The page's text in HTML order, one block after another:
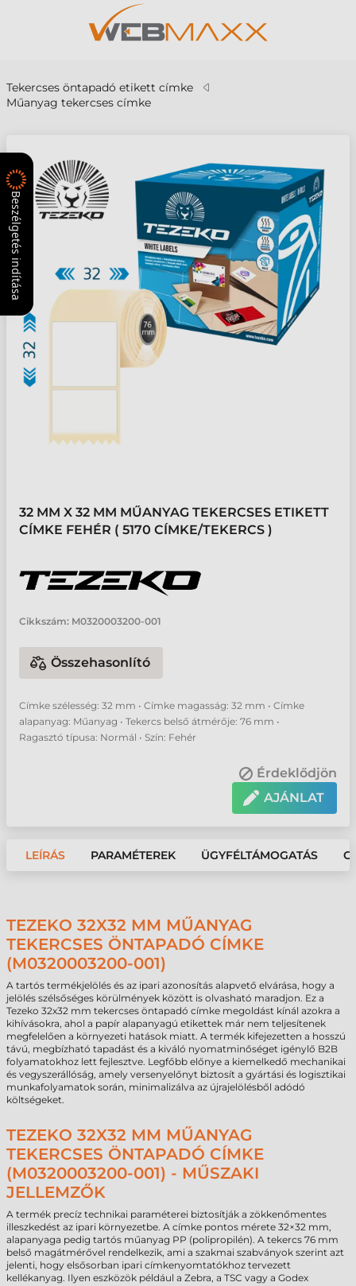
Tekercses öntapadó etikett címke
Műanyag tekercses címke
32 MM X 32 MM MŰANYAG TEKERCSES ETIKETT
CÍMKE FEHÉR ( 5170 CÍMKE/TEKERCS )
Cikkszám: M0320003200-001
Összehasonlító
Címke szélesség: 32 mm • Címke magasság: 32 mm • Címke
alapanyag: Műanyag • Tekercs belső átmérője: 76 mm •
Ragasztó típusa: Normál • Szín: Fehér
Érdeklődjön
AJÁNLAT
LEÍRÁS PARAMÉTEREK ÜGYFÉLTÁMOGATÁS
TEZEKO 32X32 MM MŰANYAG
TEKERCSES ÖNTAPADÓ CÍMKE
(M0320003200-001)
A tartós termékjelölés és az ipari azonosítás alapvető elvárása, hogy a
jelölés szélsőséges körülmények között is olvasható maradjon. Ez a
Tezeko 32x32 mm tekercses öntapadó címke megoldást kínál azokra a
kihívásokra, ahol a papír alapanyagú etikettek már nem teljesítenek
megfelelően a környezeti hatások miatt. A termék kifejezetten a hosszú
távú, megbízható tapadást és a kiváló nyomatminőséget igénylő B2B
folyamatokhoz lett fejlesztve. Legfőbb előnye a kiemelkedő mechanikai
és vegyszerállóság, amely versenyelőnyt biztosít a gyártási és logisztikai
munkafolyamatok során, minimalizálva az újrajelölésből adódó
költségeket.
TEZEKO 32X32 MM MŰANYAG
TEKERCSES ÖNTAPADÓ CÍMKE
(M0320003200-001) - MŰSZAKI
JELLEMZŐK
A termék precíz technikai paraméterei biztosítják a zökkenőmentes
illeszkedést az ipari környezetbe. A címke pontos mérete 32×32 mm,
alapanyaga pedig tartós műanyag PP (polipropilén). A tekercs 76 mm
belső magátmérővel rendelkezik, ami a szakmai szabványok szerint azt
jelenti, hogy elsősorban ipari címkenyomtatókhoz tervezett
kellékanyag. Ilyen eszközök például a Zebra, a TSC vagy a Godex
Beszélgetés indítása